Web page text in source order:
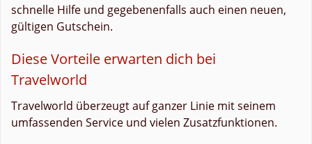
schnelle Hilfe und gegebenenfalls auch einen neuen,
gültigen Gutschein.
Diese Vorteile erwarten dich bei
Travelworld
Travelworld überzeugt auf ganzer Linie mit seinem
umfassenden Service und vielen Zusatzfunktionen.